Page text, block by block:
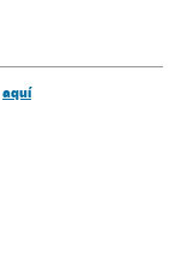
aquí